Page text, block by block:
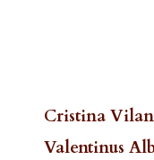
Cristina
Valentinus